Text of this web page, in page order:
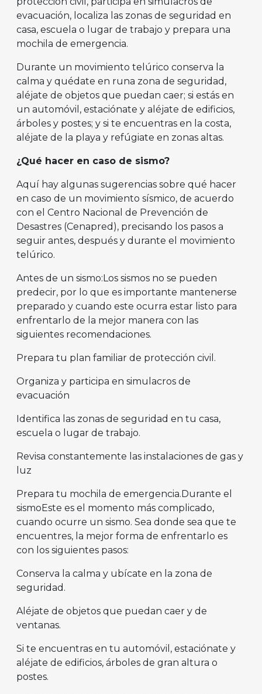
evacuación, localiza las zonas de seguridad en
casa, escuela o lugar de trabajo y prepara una
mochila de emergencia.
Durante un movimiento telúrico conserva la
calma y quédate en runa zona de seguridad,
aléjate de objetos que puedan caer; si estás en
un automóvil, estaciónate y aléjate de edificios,
árboles y postes; y si te encuentras en la costa,
aléjate de la playa y refúgiate en zonas altas.
¿Qué hacer en caso de sismo?
Aquí hay algunas sugerencias sobre qué hacer
en caso de un movimiento sísmico, de acuerdo
con el Centro Nacional de Prevención de
Desastres (Cenapred), precisando los pasos a
seguir antes, después y durante el movimiento
telúrico.
Antes de un sismo:Los sismos no se pueden
predecir, por lo que es importante mantenerse
preparado y cuando este ocurra estar listo para
enfrentarlo de la mejor manera con las
siguientes recomendaciones.
Prepara tu plan familiar de protección civil.
Organiza y participa en simulacros de
evacuación
Identifica las zonas de seguridad en tu casa,
escuela o lugar de trabajo.
Revisa constantemente las instalaciones de gas y
luz
Prepara tu mochila de emergencia.Durante el
sismoEste es el momento más complicado,
cuando ocurre un sismo. Sea donde sea que te
encuentres, la mejor forma de enfrentarlo es
con los siguientes pasos:
Conserva la calma y ubícate en la zona de
seguridad.
Aléjate de objetos que puedan caer y de
ventanas.
Si te encuentras en tu automóvil, estaciónate y
aléjate de edificios, árboles de gran altura o
postes.